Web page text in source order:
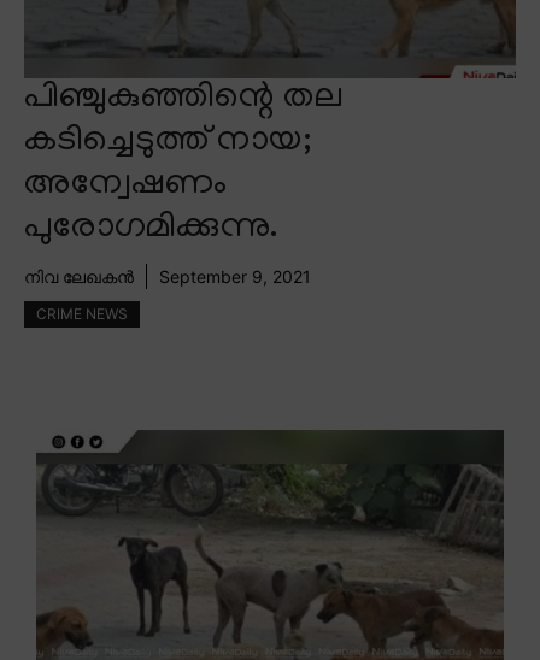
പിഞ്ചുകുഞ്ഞിന്റെ തല
കടിച്ചെടുത്ത് നായ;
അന്വേഷണം
പുരോഗമിക്കുന്നു.
നിവ ലേഖകൻ September 9, 2021
CRIME NEWS